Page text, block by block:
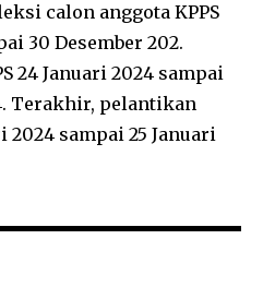
calon anggota KPPS
30 Desember 202.
24 Januari 2024 sampai
Terakhir, pelantikan
2024 sampai 25 Januari